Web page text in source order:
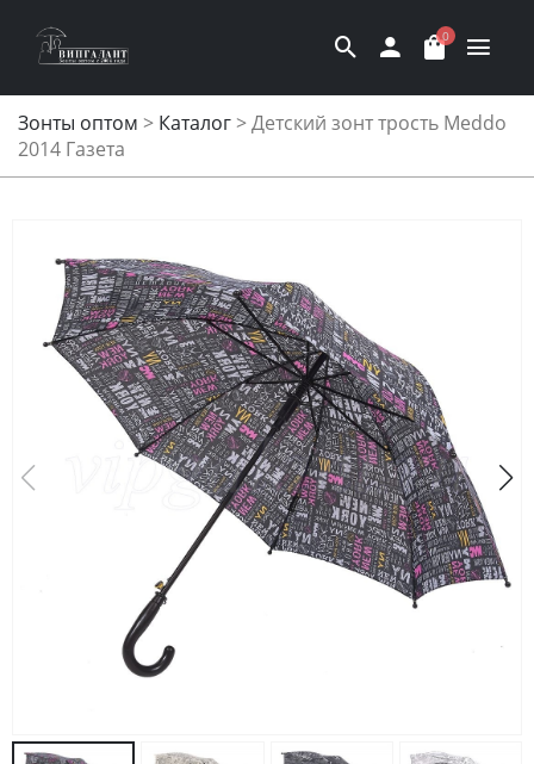
0
Зонты оптом > Каталог>Детский зонт трость Meddo
2014 Газета